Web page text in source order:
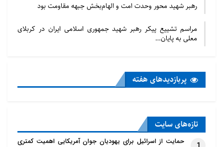
رهبر شهید محور وحدت امت و الهام‌بخش جبهه مقاومت بود
مراسم تشییع پیکر رهبر شهید جمهوری اسلامی ایران در کربلای
معلی به پایان…
پربازدید‌های هفته
تازه‌‌های سایت
حمایت از اسرائیل برای یهودیان جوان آمریکایی اهمیت کمتری